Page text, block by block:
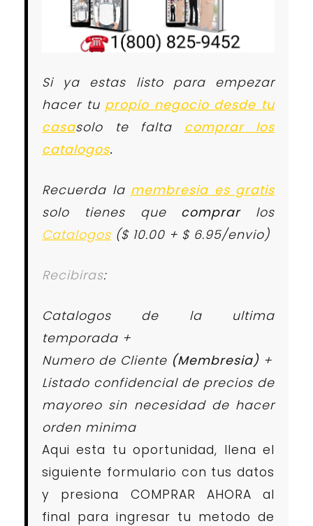
Si ya estas listo para empezar
hacer tu propio negocio desde tu
casasolo te falta comprar los
catalogos.
Recuerda la membresia es gratis
solo tienes que comprarlos
Catalogos ($ 10.00 + $ 6.95/envio)
Recibiras:
Catalogos de la ultima
temporada +
Numero de Cliente (Membresia) +
Listado confidencial de precios de
mayoreo sin necesidad de hacer
orden minima
Aqui esta tu oportunidad, llena el
siguiente formulario con tus datos
y presiona COMPRAR AHORA al
final para ingresar tu metodo de